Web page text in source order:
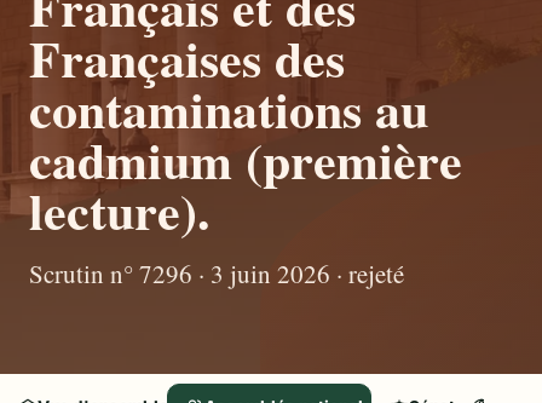
Françaises des
contaminations au
cadmium (première
lecture).
Scrutin n° 7296 · 3 juin 2026 · rejeté